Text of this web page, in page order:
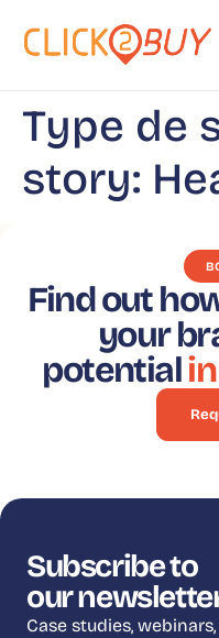
Type de
story:
Find out
your
potential
Subscribe to
our
Case studies, webinars,